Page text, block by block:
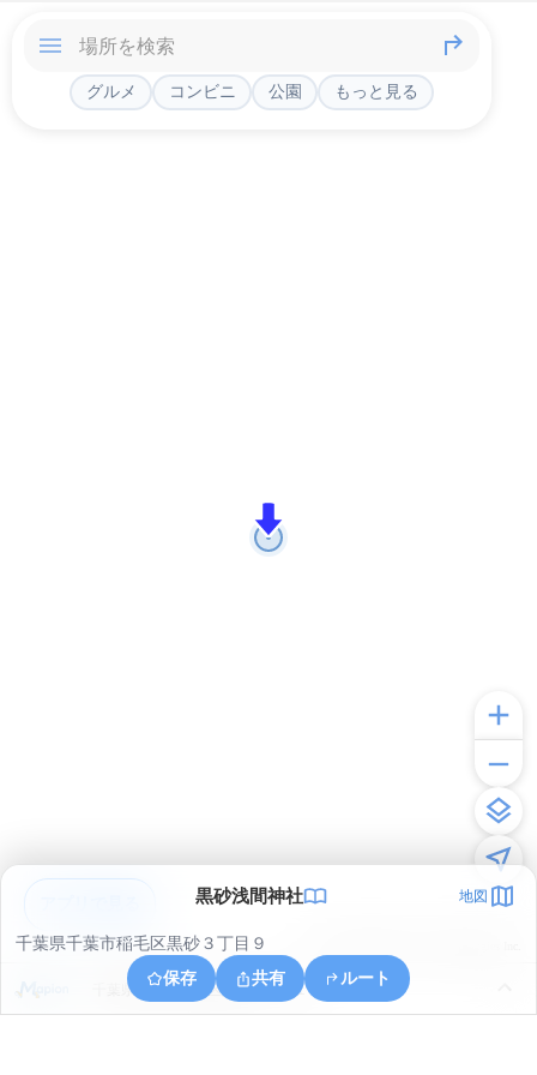
グルメ コンビニ 公園 もっと見る
黒砂浅間神社 地図
千葉県千葉市稲毛区黒砂３丁目９
保存
共有 ルート
千葉県千葉市美浜区真砂１丁目１１